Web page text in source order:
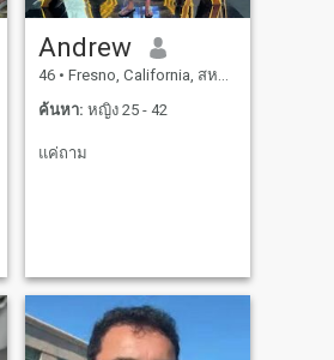
Andrew
46 • Fresno, California, สหรัฐอเมริกา
ค้นหา: หญิง 25 - 42
แค่ถาม